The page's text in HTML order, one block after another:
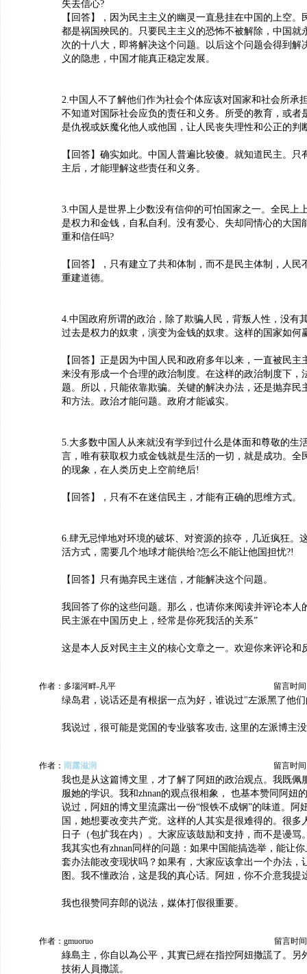
失去信心?
【回答】，因为民主主义的幽灵一直悬挂在中国的上空。
都是祸国殃民的。只要民主主义的恐怖不被解除，中国就
次的十八大，即将解决这个问题。以后这个问题会得到解
义的隐患，中国才能真正稳定发展。
2.中国人不了解他们作为社会个体应该对国家和社会所承
不知道对国际社会应负的责任和义务。所受的教育，或者
是仇视或妖魔化他人或他国，让人民丧失理性和公正的判
【回答】确实如此。中国人普遍比较傻。就知道民主。只
主后，才能理解这些责任和义务。
3.中国人是世界上少数没有信仰的可怕国家之一。全民上
是权力和金钱，自私自利。没有爱心、失却同情心的大国
重和信任吗?
【回答】，只有建立了共和体制，而不是民主体制，人民
重建道德。
4.中国政府所谓的政治，除了欺骗人民，背叛人性，没有
过去是权力的奴隶，演变为金钱的奴隶。这样的国家如何
【回答】正是因为中国人民和政府多年以来，一直被民主
来没有形成一个合理的政治制度。在这样的政治制度下，
题。所以，只能依靠欺骗。关键的解决办法，还是抛弃民
和方法。政治才能问题。政府才能诚实。
5.大多数中国人从来就没有学到过什么是体面和尊敬的生
言，唯有获取权力或金钱就是生活的一切，就是成功。全
的现象，在人类历史上空前绝后!
【回答】，只有不在迷信民主，才能有正确的思维方式。
6.肆无忌惮地对环境的破坏、对资源的掠夺，几近疯狂。
活方式，需要几个地球才能供给?怎么不能让他国担忧?!
【回答】只有抛弃民主迷信，才能解决这个问题。
我回答了你的这些问题。那么，也请你来阅读并评论本人
民主派在中国历史上，经常是你死我活的关系”
这是本人反对民主主义的核心文章之一。欢迎你来评论和
作者：多瑙河畔-凡平 留言时间
绿岛君，说话还是有根据一点为好，谁说过"左派黑了他
我说过，很可能是党国的专业骇客攻击, 这里的左派博主
作者： 雨露滋润 留言时间
我也是从这篇博文里，才了解了阿妞的政治观点。我既佩
服她的学识。我和zhnan的观点很相象， 也基本赞同阿妞
说过，阿妞的博文里流露出一份“恨铁不成钢”的味道。阿
国，她想要改变共产党。这样的人其实是很难得的。很多
日子（包扩我在内）。大家应该鼓励和支持，而不是谩骂
我其实也有zhnan同样的问题：如果中国能搞选举，能让
套办法能改变现状吗？如果有，大家应该拿出一个办法，
图。我不懂政治，这是我的真心话。阿妞，你不介意我提
我也很赞同弃郎的说法，媒体打假很重要。
作者：gmuoruo 留言时
綠島主，你自以為公平，其實已經在指控阿妞撒謊了。另
技術人員撒謊。